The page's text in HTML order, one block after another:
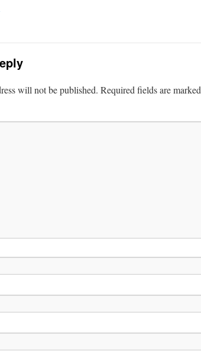
will not be published. Required fields are marked